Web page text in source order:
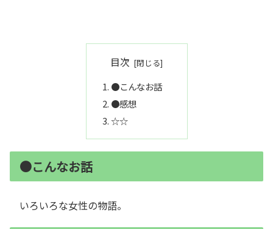
目次
●こんなお話
●感想
☆☆
●こんなお話
いろいろな女性の物語。